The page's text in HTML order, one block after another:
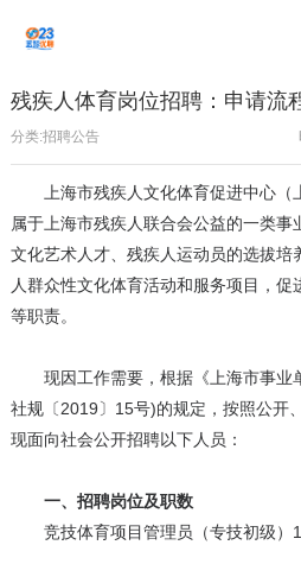
残疾人体育岗位招聘：申请流
分类:招聘公告
上海市残疾人文化体育促进中心（
属于上海市残疾人联合会公益的一类事
文化艺术人才、残疾人运动员的选拔培
人群众性文化体育活动和服务项目，
等职责。
现因工作需要，根据《上海市事业
社规〔2019〕15号)的规定，按照公开
现面向社会公开招聘以下人员：
一、招聘岗位及职数
竞技体育项目管理员（专技初级）